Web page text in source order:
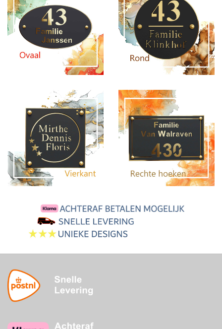
30 dagen betaaltermijn
3-5 werkdagen